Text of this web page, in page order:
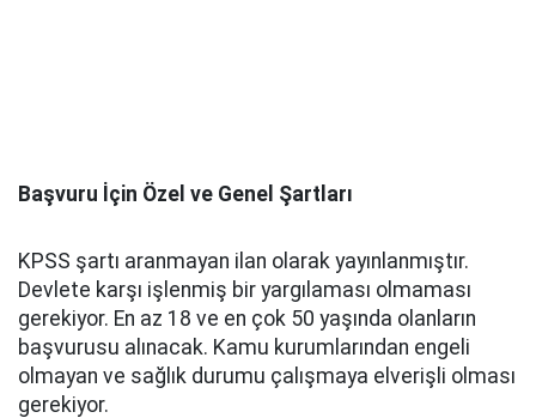
Başvuru İçin Özel ve Genel Şartları
KPSS şartı aranmayan ilan olarak yayınlanmıştır.
Devlete karşı işlenmiş bir yargılaması olmaması
gerekiyor. En az 18 ve en çok 50 yaşında olanların
başvurusu alınacak. Kamu kurumlarından engeli
olmayan ve sağlık durumu çalışmaya elverişli olması
gerekiyor.